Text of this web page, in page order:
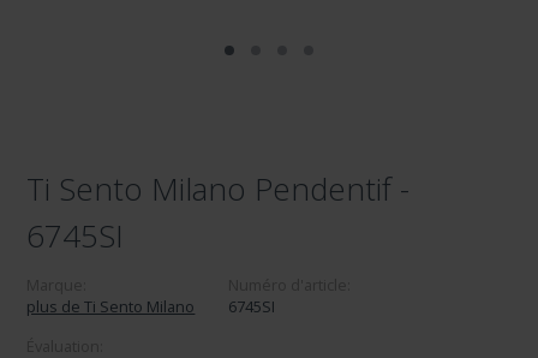
Ti Sento Milano Pendentif -
6745SI
plus de Ti Sento Milano
6745SI